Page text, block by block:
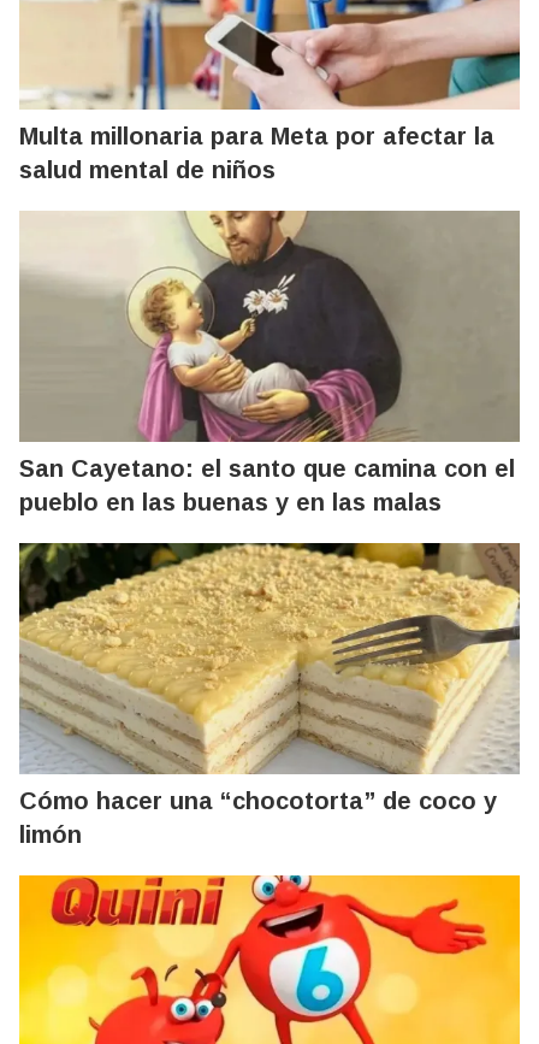
Multa millonaria para Meta por afectar la
salud mental de niños
San Cayetano: el santo que camina con el
pueblo en las buenas y en las malas
Cómo hacer una “chocotorta” de coco y
limón